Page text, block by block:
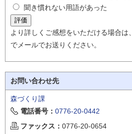
聞き慣れない用語があった
より詳しくご感想をいただける場合は、
でメールでお送りください。
お問い合わせ先
森づくり課
電話番号： 0776-20-0442
ファックス： 0776-20-0654